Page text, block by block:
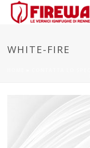
WHITE-FIRE